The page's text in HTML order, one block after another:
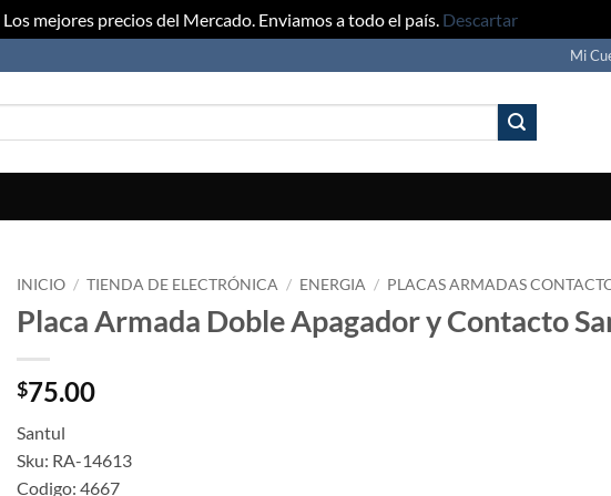
Los mejores precios del Mercado. Enviamos a todo el país. Descartar
Mi
INICIO / TIENDA DE ELECTRÓNICA / ENERGIA / PLACAS ARMADAS
Placa Armada Doble Apagador y Contacto
$75.00
Santul
Sku: RA-14613
Codigo: 4667